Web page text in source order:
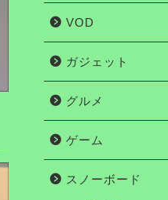
VOD
ガジェット
グルメ
ゲーム
スノーボード